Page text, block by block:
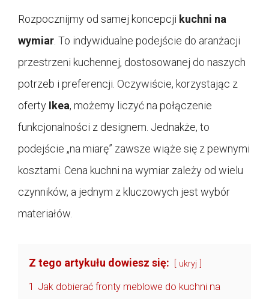
Rozpocznijmy od samej koncepcji kuchni na
wymiar . To indywidualne podejście do aranżacji
przestrzeni kuchennej, dostosowanej do naszych
potrzeb i preferencji. Oczywiście, korzystając z
oferty Ikea, możemy liczyć na połączenie
funkcjonalności z designem. Jednakże, to
podejście „na miarę” zawsze wiąże się z pewnymi
kosztami. Cena kuchni na wymiar zależy od wielu
czynników, a jednym z kluczowych jest wybór
materiałów.
Z tego artykułu dowiesz się: ukryj
1 Jak dobierać fronty meblowe do kuchni na